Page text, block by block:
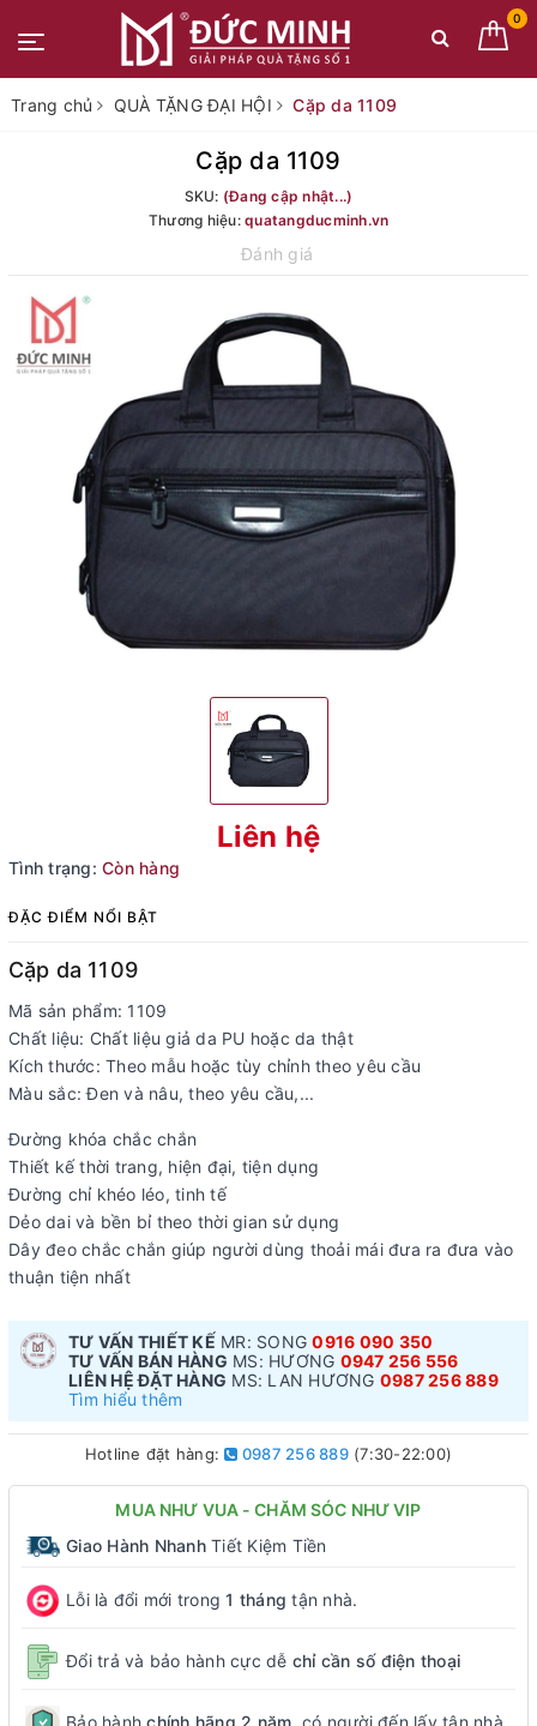
0
Trang chủ QUÀ TẶNG ĐẠI HỘI Cặp da 1109
Cặp da 1109
SKU: (Đang cập nhật...)
Thương hiệu: quatangducminh.vn
Đánh giá
Liên hệ
Tình trạng: Còn hàng
ĐẶC ĐIỂM NỔI BẬT
Cặp da 1109
Mã sản phẩm: 1109
Chất liệu: Chất liệu giả da PU hoặc da thật
Kích thước: Theo mẫu hoặc tùy chỉnh theo yêu cầu
Màu sắc: Đen và nâu, theo yêu cầu,...
Đường khóa chắc chắn
Thiết kế thời trang, hiện đại, tiện dụng
Đường chỉ khéo léo, tinh tế
Dẻo dai và bền bỉ theo thời gian sử dụng
Dây đeo chắc chắn giúp người dùng thoải mái đưa ra đưa vào
thuận tiện nhất
TƯ VẤN THIẾT KẾ MR: SONG0916 090 350
TƯ VẤN BÁN HÀNG MS: HƯƠNG 0947 256 556
LIÊN HỆ ĐẶT HÀNG MS: LAN HƯƠNG 0987 256 889
Tìm hiểu thêm
Hotline đặt hàng: 0987 256 889(7:30-22:00)
MUA NHƯ VUA - CHĂM SÓC NHƯ VIP
Giao Hành NhanhTiết Kiệm Tiền
Lỗi là đổi mới trong1 tháng tận nhà.
Đổi trả và bảo hành cực dễ chỉ cần số điện thoại
Bảo hànhchính hãng 2 năm, có người đến lấy tận nhà